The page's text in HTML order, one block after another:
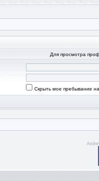
Для просмотра
Скрыть мое пребывание